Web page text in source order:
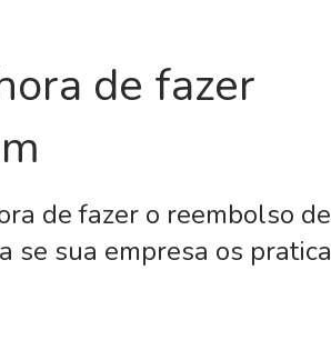
de fazer
de fazer o reembolso de
se sua empresa os pratica